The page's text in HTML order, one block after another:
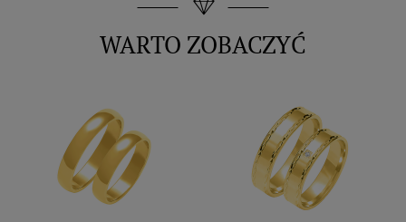
WARTO ZOBACZYĆ